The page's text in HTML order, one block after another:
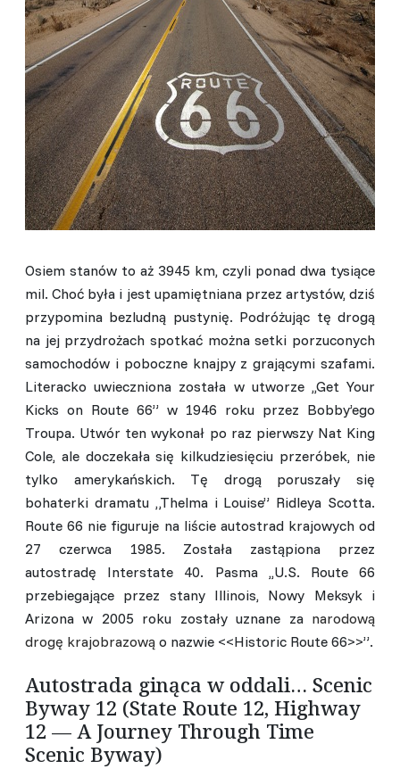
Osiem stanów to aż 3945 km, czyli ponad dwa tysiące
mil. Choć była i jest upamiętniana przez artystów, dziś
przypomina bezludną pustynię. Podróżując tę drogą
na jej przydrożach spotkać można setki porzuconych
samochodów i poboczne knajpy z grającymi szafami.
Literacko uwieczniona została w utworze ,,Get Your
Kicks on Route 66” w 1946 roku przez Bobby’ego
Troupa. Utwór ten wykonał po raz pierwszy Nat King
Cole, ale doczekała się kilkudziesięciu przeróbek, nie
tylko amerykańskich. Tę drogą poruszały się
bohaterki dramatu „Thelma i Louise” Ridleya Scotta.
Route 66 nie figuruje na liście autostrad krajowych od
27 czerwca 1985. Została zastąpiona przez
autostradę Interstate 40. Pasma ,,U.S. Route 66
przebiegające przez stany Illinois, Nowy Meksyk i
Arizona w 2005 roku zostały uznane zanarodową
drogę krajobrazową o nazwie <<Historic Route 66>>”.
Autostrada ginąca w oddali… Scenic
Byway 12 (State Route 12, Highway
12 — A Journey Through Time
Scenic Byway)